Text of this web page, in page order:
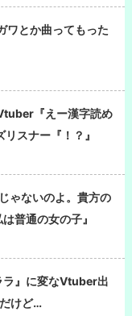
ワとか曲ってもった
『えー漢字読め
スナー『！？』
ゃないのよ。貴方の
普通の女の子』
ラ』に変なVtuber出
けど…